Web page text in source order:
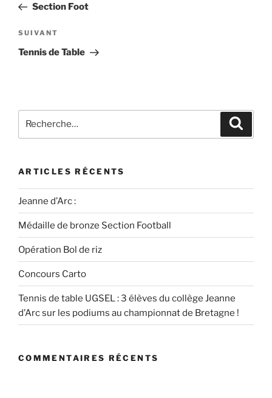
Section Foot
SUIVANT
Tennis de Table
ARTICLES RÉCENTS
Jeanne d’Arc :
Médaille de bronze Section Football
Opération Bol de riz
Concours Carto
Tennis de table UGSEL : 3 élèves du collège Jeanne
d’Arc sur les podiums au championnat de Bretagne !
COMMENTAIRES RÉCENTS